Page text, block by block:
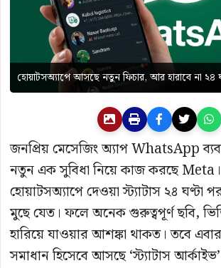
হোয়াটসঅ্যাপে আসছে নতুন ফিচার, আর হারাবে না
জনপ্রিয় মেসেজিং অ্যাপ WhatsApp
নতুন এক সুবিধা নিয়ে কাজ করছে
হোয়াটসঅ্যাপে দেওয়া স্ট্যাটাস ২৪ ঘণ্টা
মুছে যেত। ফলে অনেক গুরুত্বপূর্ণ ছবি,
হারিয়ে যাওয়ার আশঙ্কা থাকত। তবে
সমাধান হিসেবে আসছে ‘স্ট্যাটাস